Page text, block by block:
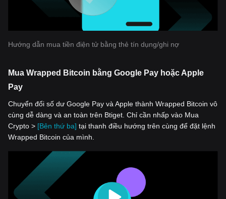
Hướng dẫn mua tiền điện tử bằng thẻ tín dụng/ghi nợ
Mua Wrapped Bitcoin bằng Google Pay hoặc Apple
Pay
Chuyển đổi số dư Google Pay và Apple thành Wrapped Bitcoin vô
cùng dễ dàng và an toàn trên Btiget. Chỉ cần nhấp vào Mua
Crypto > [Bên thứ ba] tại thanh điều hướng trên cùng để đặt lệnh
Wrapped Bitcoin của mình.